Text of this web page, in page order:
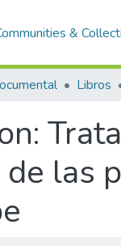
&
Libros
las